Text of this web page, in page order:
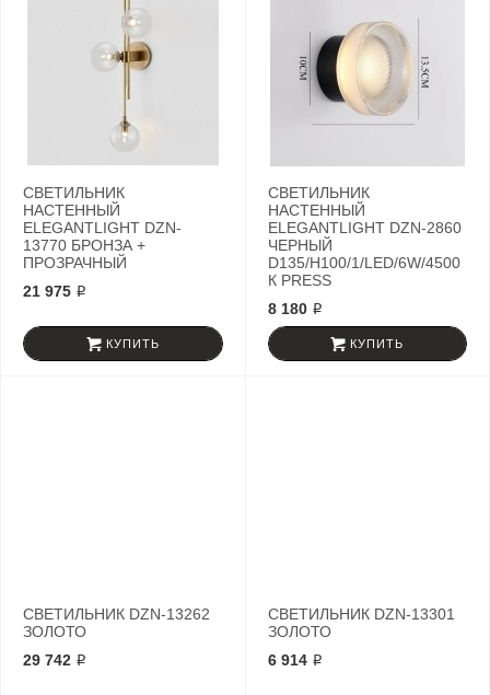
СВЕТИЛЬНИК
НАСТЕННЫЙ
ELEGANTLIGHT DZN-
13770 БРОНЗА +
ПРОЗРАЧНЫЙ
21 975 ₽
КУПИТЬ
СВЕТИЛЬНИК
НАСТЕННЫЙ
ELEGANTLIGHT DZN-2860
ЧЕРНЫЙ
D135/H100/1/LED/6W/4500
К PRESS
8 180 ₽
КУПИТЬ
СВЕТИЛЬНИК DZN-13262
ЗОЛОТО
29 742 ₽
СВЕТИЛЬНИК DZN-13301
ЗОЛОТО
6 914 ₽